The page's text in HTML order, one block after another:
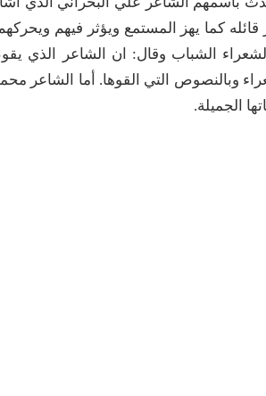
كما يهز المستمع ويؤثر فيهم
الشباب وقال: ان الشاعر الذي
وبالنصوص التي القوها. أما الشاعر
الجميلة.